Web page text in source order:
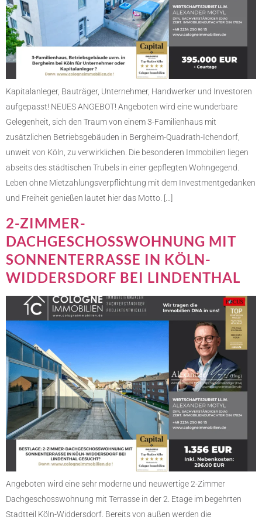
Kapitalanleger, Bauträger, Unternehmer, Handwerker und Investoren
aufgepasst! NEUES ANGEBOT! Angeboten wird eine wunderbare
Gelegenheit, sich den Traum von einem 3-Familienhaus mit
zusätzlichen Betriebsgebäuden in Bergheim-Quadrath-Ichendorf,
unweit von Köln, zu verwirklichen. Die besonderen Immobilien liegen
abseits des städtischen Trubels in einer gepflegten Wohngegend.
Leben ohne Mietzahlungsverpflichtung mit dem Investmentgedanken
und Freiheit genießen lautet hier das Motto. […]
2-ZIMMER-
DACHGESCHOSSWOHNUNG MIT
SONNENTERRASSE IN KÖLN-
WIDDERSDORF BEI LINDENTHAL
Angeboten wird eine sehr moderne und neuwertige 2-Zimmer
Dachgeschosswohnung mit Terrasse in der 2. Etage im begehrten
Stadtteil Köln-Widdersdorf. Bereits von außen werden die